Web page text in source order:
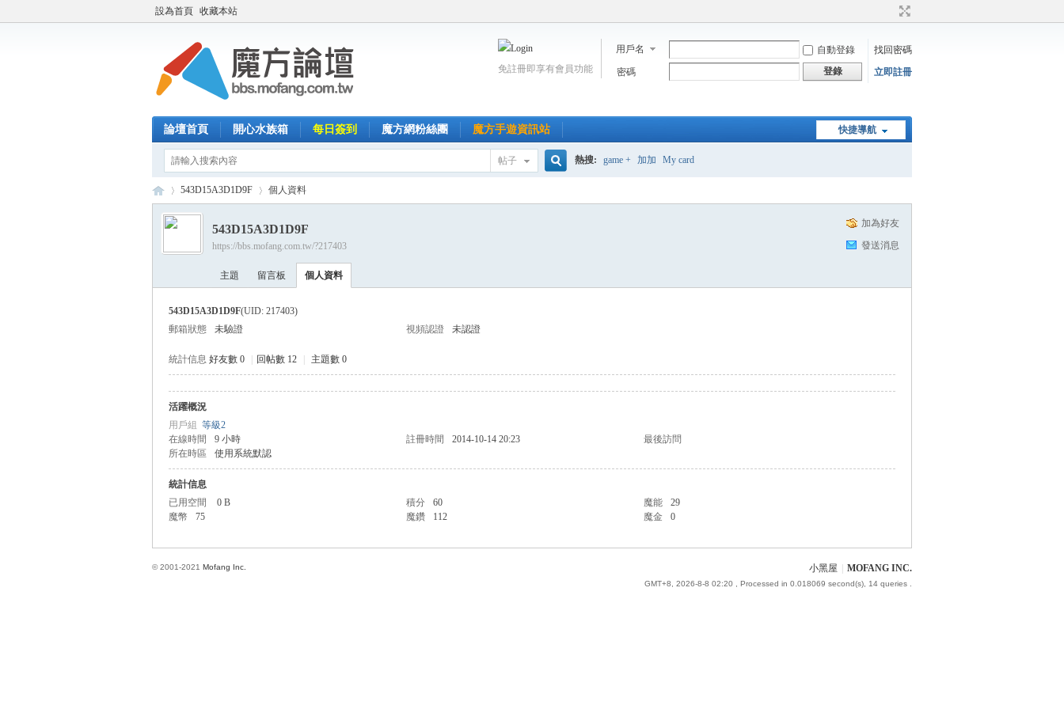
設為首頁 收藏本站
用戶名 自動登錄
找回密碼
密碼
登錄 立即註冊
免註冊即享有會員功能
快捷導航
論壇首頁 開心水族箱 每日簽到 魔方網粉絲團 魔方手遊資訊站
帖子 熱搜: game + 加加 My card
›
543D15A3D1D9F 個人資料
加為好友
發送消息
543D15A3D1D9F
https://bbs.mofang.com.tw/?217403
主題 留言板 個人資料
543D15A3D1D9F(UID: 217403)
郵箱狀態
未驗證 視頻認證 未認證
統計信息 好友數 0 回帖數 12 主題數 0
活躍概況
用戶組 等級2
在線時間
9 小時 註冊時間 2014-10-14 20:23
最後訪問
所在時區
使用系統默認
統計信息
已用空間
0 B 積分 60 魔能
29
魔幣
75 魔鑽 112 魔金 0
小黑屋 MOFANG INC.
GMT+8, 2026-8-8 02:20 , Processed in 0.018069 second(s), 14 queries .
© 2001-2021 Mofang Inc.